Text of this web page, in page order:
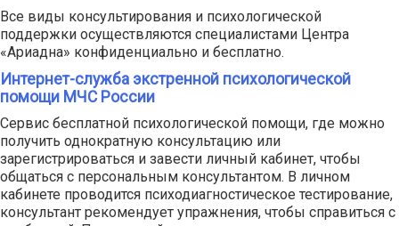
Все виды консультирования и психологической
поддержки осуществляются специалистами Центра
«Ариадна» конфиденциально и бесплатно.
Интернет-служба экстренной психологической
помощи МЧС России
Сервис бесплатной психологической помощи, где можно
получить однократную консультацию или
зарегистрироваться и завести личный кабинет, чтобы
общаться с персональным консультантом. В личном
кабинете проводится психодиагностическое тестирование,
консультант рекомендует упражнения, чтобы справиться с